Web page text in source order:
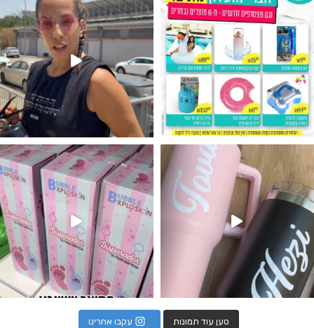
מטף לגילוי מין העובר חזר למלא
טען עוד תמונות עקבו אחרינו